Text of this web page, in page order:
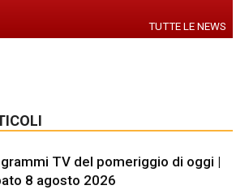
TUTTE LE NEWS
TV del pomeriggio di oggi |
8 agosto 2026